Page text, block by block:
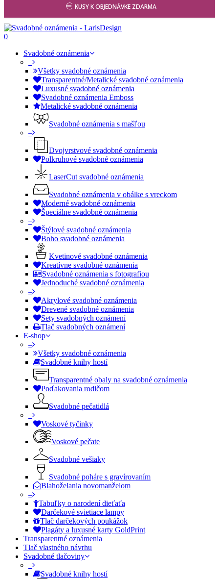
KUSY K OBJEDNÁVKE ZDARMA
0
Svadobné oznámenia
–
Všetky svadobné oznámenia
Transparentné/Metalické svadobné oznámenia
Luxusné svadobné oznámenia
Svadobné oznámenia Emboss
Metalické svadobné oznámenia
Svadobné oznámenia s mašľou
–
Dvojvrstvové svadobné oznámenia
Polkruhové svadobné oznámenia
LaserCut svadobné oznámenia
Svadobné oznámenia v obálke s vreckom
Moderné svadobné oznámenia
Špeciálne svadobné oznámenia
–
Štýlové svadobné oznámenia
Boho svadobné oznámenia
Kvetinové svadobné oznámenia
Kreatívne svadobné oznámenia
Svadobné oznámenia s fotografiou
Jednoduché svadobné oznámenia
–
Akrylové svadobné oznámenia
Drevené svadobné oznámenia
Sety svadobných oznámení
Tlač svadobných oznámení
E-shop
–
Všetky svadobné oznámenia
Svadobné knihy hostí
Transparentné obaly na svadobné oznámenia
Poďakovania rodičom
Svadobné pečatidlá
–
Voskové tyčinky
Voskové pečate
Svadobné vešiaky
Svadobné poháre s gravírovaním
Blahoželania novomanželom
–
Tabuľky o narodení dieťaťa
Darčekové svietiace lampy
Tlač darčekových poukážok
Plagáty a luxusné karty GoldPrint
Transparentné oznámenia
Tlač vlastného návrhu
Svadobné tlačoviny
–
Svadobné knihy hostí